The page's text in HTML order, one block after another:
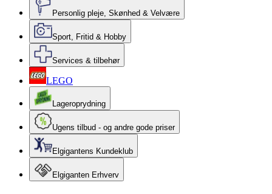
Personlig pleje, Skønhed & Velvære
Sport, Fritid & Hobby
Services & tilbehør
LEGO
Lageroprydning
Ugens tilbud - og andre gode priser
Elgigantens Kundeklub
Elgiganten Erhverv